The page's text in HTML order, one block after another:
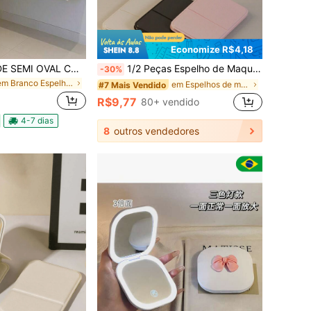
ESPELHO GRANDE SEMI OVAL COM LED PROFISSIONAL PARA MAQUIAGEM BANHEIRO SALA QUARTO + SUPOTE
em Branco Espelhos de maquiagem pessoal
4-7 dias
Economize R$4,18
-30% 1/2 Peças Espelho de Maquiagem Portátil, Espelho de Bolso Dobrável de Couro PU de Cor Sólida para Viagem, Decoração de Casa e Suprimentos Escolares
#7 Mais Vendido em Espelhos de maquiagem e espelhos de chuveiro
R$9,77 80+ vendido
8 outros vendedores